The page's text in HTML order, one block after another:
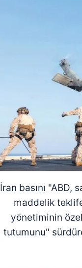
İran basını "ABD,
maddelik
yönetiminin
tutumunu"